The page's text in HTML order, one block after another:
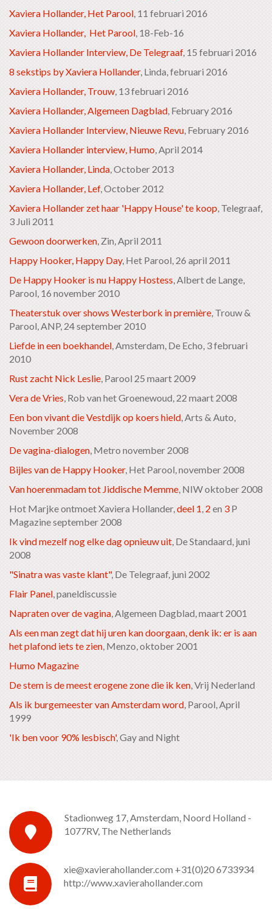
Xaviera Hollander, Het Parool , 11 februari 2016
Xaviera Hollander, Het Parool , 18-Feb-16
Xaviera Hollander Interview, De Telegraaf, 15 februari 2016
8 sekstips by Xaviera Hollander, Linda, februari 2016
Xaviera Hollander, Trouw , 13 februari 2016
Xaviera Hollander, Algemeen Dagblad , February 2016
Xaviera Hollander Interview, Nieuwe Revu , February 2016
Xaviera Hollander interview, Humo , April 2014
Xaviera Hollander, Linda , October 2013
Xaviera Hollander, Lef, October 2012
Xaviera Hollander zet haar 'Happy House' te koop , Telegraaf,
3 Juli 2011
Gewoon doorwerken , Zin, April 2011
Happy Hooker, Happy Day, Het Parool, 26 april 2011
De Happy Hooker is nu Happy Hostess , Albert de Lange,
Parool, 16 november 2010
Theaterstuk over shows Westerbork in première , Trouw &
Parool, ANP, 24 september 2010
Liefde in een boekhandel , Amsterdam, De Echo, 3 februari
2010
Rust zacht Nick Leslie , Parool 25 maart 2009
Vera de Vries , Rob van het Groenewoud, 22 maart 2008
Een bon vivant die Vestdijk op koers hield , Arts & Auto,
November 2008
De vagina-dialogen , Metro november 2008
Bijles van de Happy Hooker, Het Parool, november 2008
Van hoerenmadam tot Jiddische Memme , NIW oktober 2008
Hot Marjke ontmoet Xaviera Hollander, deel 1 2en 3P
Magazine september 2008
Ik vind mezelf nog elke dag opnieuw uit , De Standaard, juni
2008
"Sinatra was vaste klant", De Telegraaf, juni 2002
Flair Panel , paneldiscussie
Napraten over de vagina , Algemeen Dagblad, maart 2001
Als een man zegt dat hij uren kan doorgaan, denk ik: er is aan
het plafond iets te zien , Menzo, oktober 2001
Humo Magazine
De stem is de meest erogene zone die ik ken , Vrij Nederland
Als ik burgemeester van Amsterdam word , Parool, April
1999
'Ik ben voor 90% lesbisch', Gay and Night
Stadionweg 17, Amsterdam, Noord Holland -
1077RV, The Netherlands
xie@xavierahollander.com +31(0)20 6733934
http://www.xavierahollander.com